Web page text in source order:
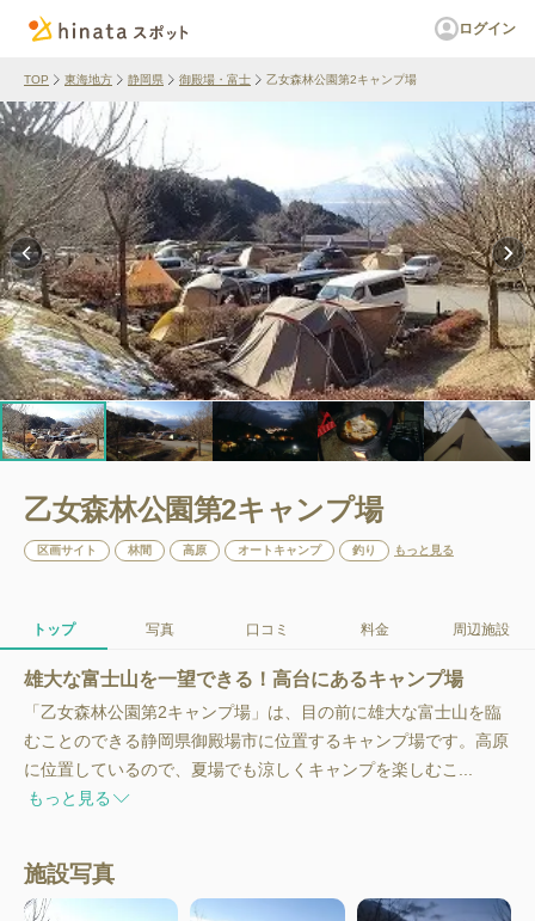
ログイン
TOP 東海地方 静岡県 御殿場・富士 乙女森林公園第2キャンプ場
乙女森林公園第2キャンプ場
区画サイト 林間 高原 オートキャンプ 釣り もっと見る
トップ 写真 口コミ 料金 周辺施設
雄大な富士山を一望できる！高台にあるキャンプ場
「乙女森林公園第2キャンプ場」は、目の前に雄大な富士山を臨
むことのできる静岡県御殿場市に位置するキャンプ場です。高原
に位置しているので、夏場でも涼しくキャンプを楽しむこ...
もっと見る
施設写真